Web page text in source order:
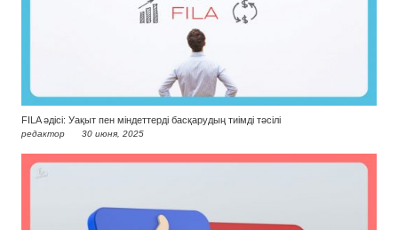
FILA әдісі: Уақыт пен міндеттерді басқарудың тиімді тәсілі
редактор 30 июня, 2025